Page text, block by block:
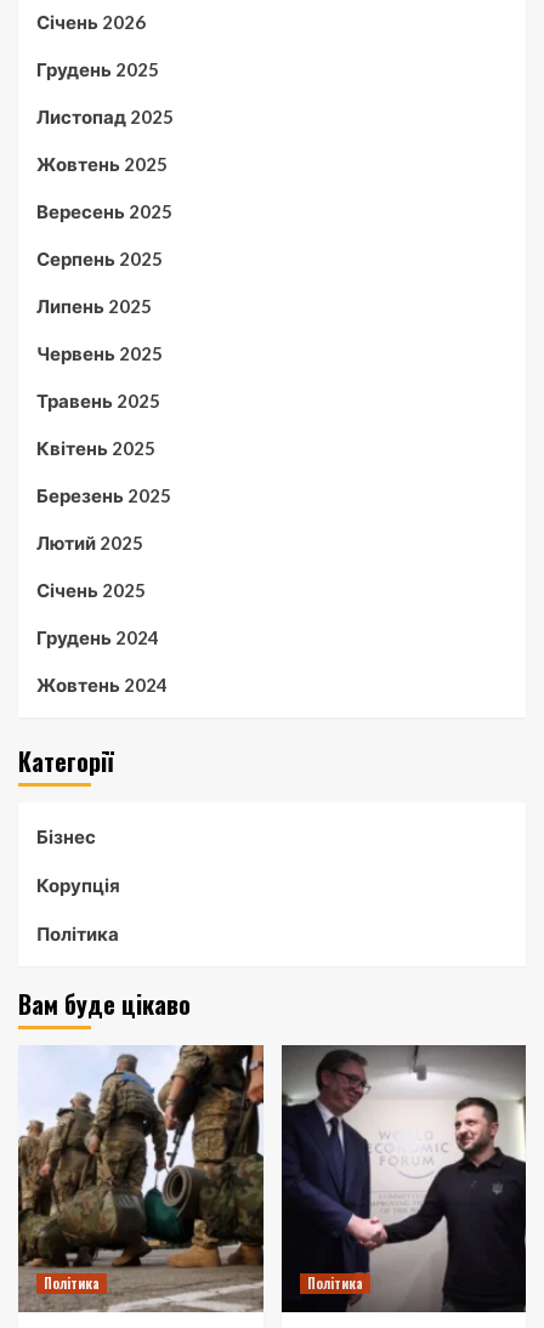
Січень 2026
Грудень 2025
Листопад 2025
Жовтень 2025
Вересень 2025
Серпень 2025
Липень 2025
Червень 2025
Травень 2025
Квітень 2025
Березень 2025
Лютий 2025
Січень 2025
Грудень 2024
Жовтень 2024
Категорії
Бізнес
Корупція
Політика
Вам буде цікаво
Політика Політика